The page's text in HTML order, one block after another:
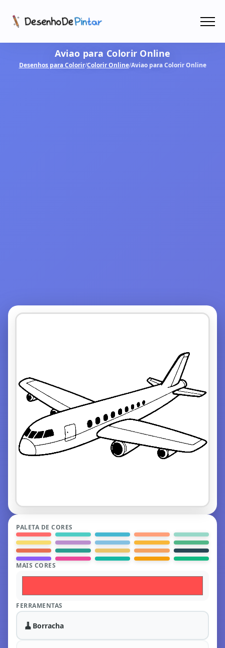
Coletâneas de Desenhos - PDF
Aviao para Colorir Online
Desenhos para Colorir/Colorir Online/Aviao para Colorir Online
PALETA DE CORES
MAIS CORES
FERRAMENTAS
🧹 Borracha